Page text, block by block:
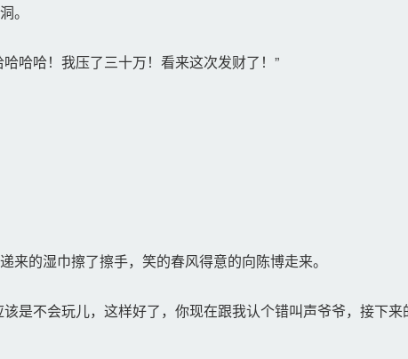
。
哈哈！我压了三十万！看来这次发财了！”
的湿巾擦了擦手，笑的春风得意的向陈博走来。
是不会玩儿，这样好了，你现在跟我认个错叫声爷爷，接下